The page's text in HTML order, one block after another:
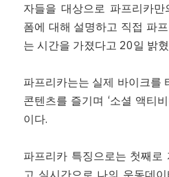
자들을 대상으로 파프리카
폼에 대해 설명하고 직접 파
는 시간을 가졌다고 20일 밝
파프리카는는 실제 바이크를
콘텐츠를 즐기며 ‘소셜 액티
이다.
파프리카 특징으로는 첫째로
고 실시간으로 나의 운동데